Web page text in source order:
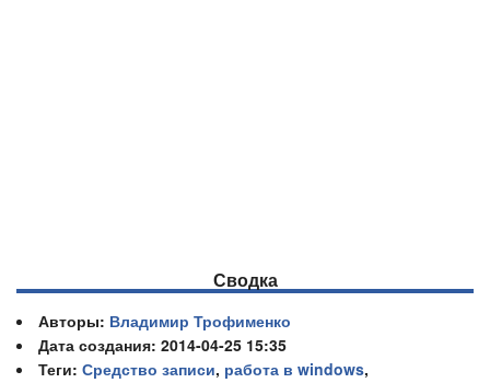
Сводка
Авторы: Владимир Трофименко
Дата создания: 2014-04-25 15:35
Теги: Средство записи, работа в windows,